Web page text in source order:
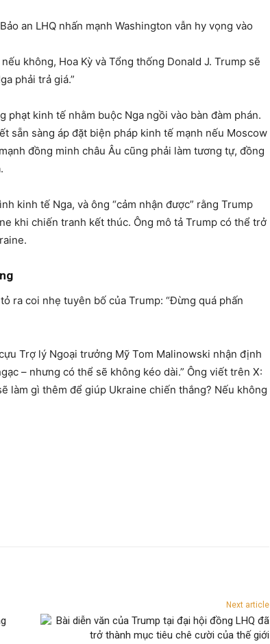
an LHQ nhấn mạnh Washington vẫn hy vọng vào
không, Hoa Kỳ và Tổng thống Donald J. Trump sẽ
phải trả giá.”
kinh tế nhằm buộc Nga ngồi vào bàn đàm phán.
sẵn sàng áp đặt biện pháp kinh tế mạnh nếu Moscow
đồng minh châu Âu cũng phải làm tương tự, đồng
kinh tế Nga, và ông “cảm nhận được” rằng Trump
khi chiến tranh kết thúc. Ông mô tả Trump có thể trở
ra coi nhẹ tuyên bố của Trump: “Đừng quá phấn
Trợ lý Ngoại trưởng Mỹ Tom Malinowski nhận định
– nhưng có thể sẽ không kéo dài.” Ông viết trên X:
làm gì thêm để giúp Ukraine chiến thắng? Nếu không
Next article